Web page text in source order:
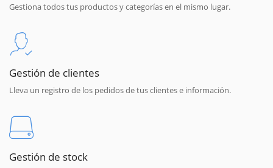
Gestiona todos tus productos y categorías en el mismo lugar.
Gestión de clientes
Lleva un registro de los pedidos de tus clientes e información.
Gestión de stock